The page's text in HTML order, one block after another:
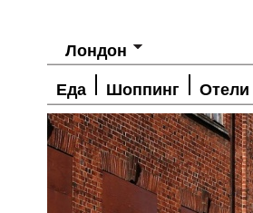
Лондон
Еда Шоппинг Отели